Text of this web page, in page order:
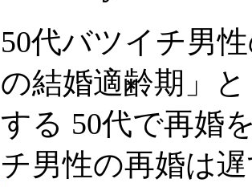
50代バツイチ男
の結婚適齢期」
する 50代で再婚
チ男性の再婚は